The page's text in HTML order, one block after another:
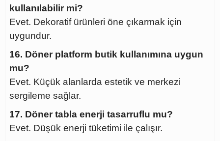
kullanılabilir mi?
Evet. Dekoratif ürünleri öne çıkarmak için
uygundur.
16. Döner platform butik kullanımına uygun
mu?
Evet. Küçük alanlarda estetik ve merkezi
sergileme sağlar.
17. Döner tabla enerji tasarruflu mu?
Evet. Düşük enerji tüketimi ile çalışır.